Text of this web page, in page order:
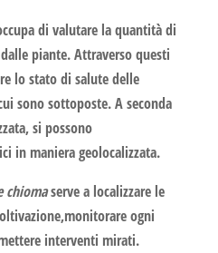
di valutare la quantità di
piante. Attraverso questi
lo stato di salute delle
sono sottoposte. A seconda
si possono
in maniera geolocalizzata.
chiomaserve a localizzare le
ogni
interventi mirati.